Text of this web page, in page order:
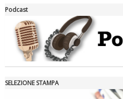
Podcast
SELEZIONE STAMPA